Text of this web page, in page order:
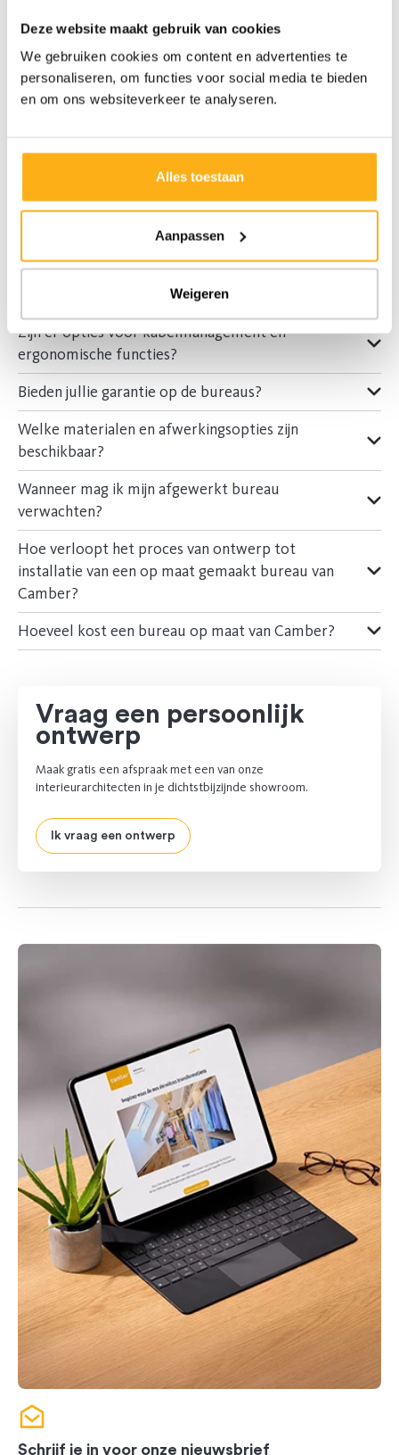
Deze website maakt gebruik van cookies
We gebruiken cookies om content en advertenties te
personaliseren, om functies voor social media te bieden
en om ons websiteverkeer te analyseren.
Alles toestaan
Aanpassen
Weigeren
Hoeveel kost een bureau op maat bij Camber?
De prijs van een ingebouwde bureau hangt af van deindeling,
materialen en afwerking. Bij Camber ontvang je een transparante
offerte op maat, afgestemd op jouw wensen. Neem een kijkje op
Veelgestelde vragen
Zijn er mogelijkheden voor extra opslagruimte en
Zijn er opties voor kabelmanagement en
ergonomische functies?
Bieden jullie garantie op de bureaus?
Welke materialen en afwerkingsopties zijn
beschikbaar?
Wanneer mag ik mijn afgewerkt bureau
verwachten?
Hoe verloopt het proces van ontwerp tot
installatie van een op maat gemaakt bureau van
Camber?
Hoeveel kost een bureau op maat van Camber?
Vraag een persoonlijk
ontwerp
Maak gratis een afspraak met een van onze
interieurarchitecten in je dichtstbijzijnde showroom.
Ik vraag een ontwerp
Schrijf je in voor onze nieuwsbrief